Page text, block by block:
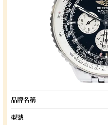
品牌名稱
型號